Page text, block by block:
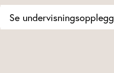
Se undervisningsopplegg